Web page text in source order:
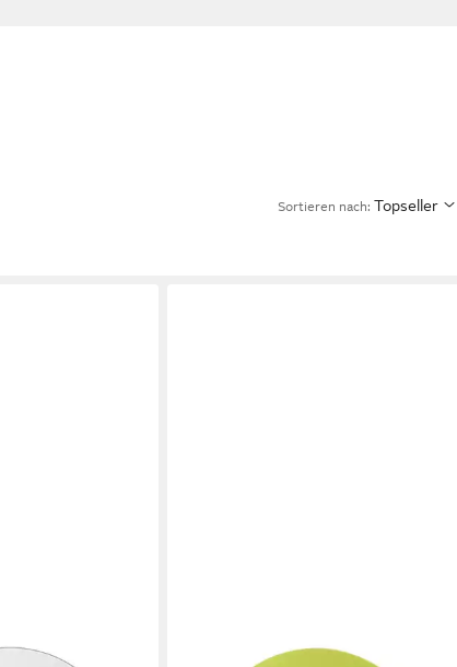
Sortieren nach: Topseller